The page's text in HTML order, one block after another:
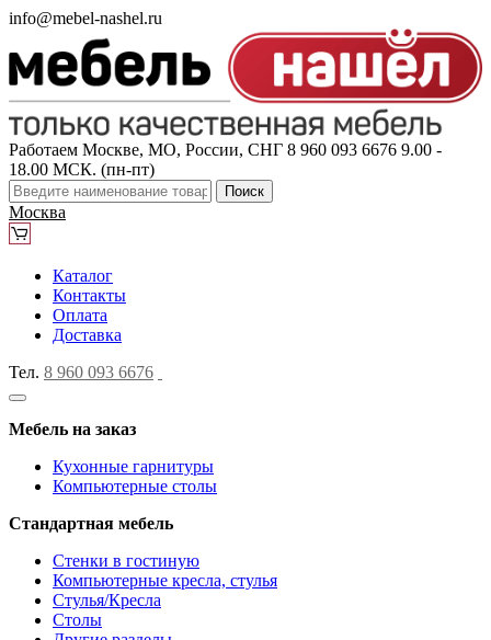
info@mebel-nashel.ru
Работаем Москве, МО, России, СНГ 8 960 093 6676 9.00 -
18.00 МСК. (пн-пт)
Поиск
Москва
Каталог
Контакты
Оплата
Доставка
Тел. 8 960 093 6676
Мебель на заказ
Кухонные гарнитуры
Компьютерные столы
Стандартная мебель
Стенки в гостиную
Компьютерные кресла, стулья
Стулья/Кресла
Столы